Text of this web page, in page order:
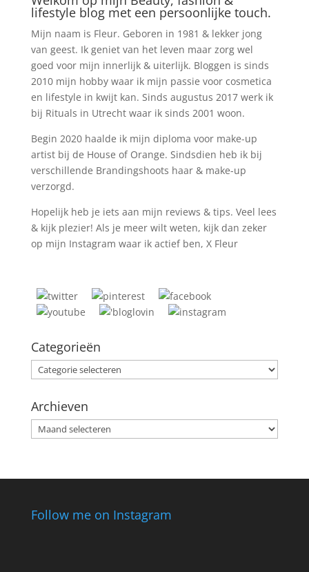
lifestyle blog met een persoonlijke touch.
Mijn naam is Fleur. Geboren in 1981 & lekker jong
van geest. Ik geniet van het leven maar zorg wel
goed voor mijn innerlijk & uiterlijk. Bloggen is sinds
2010 mijn hobby waar ik mijn passie voor cosmetica
en lifestyle in kwijt kan. Sinds augustus 2017 werk ik
bij Rituals in Utrecht waar ik sinds 2001 woon.
Begin 2020 haalde ik mijn diploma voor make-up
artist bij de House of Orange. Sindsdien heb ik bij
verschillende Brandingshoots haar & make-up
verzorgd.
Hopelijk heb je iets aan mijn reviews & tips. Veel lees
& kijk plezier! Als je meer wilt weten, kijk dan zeker
op mijn Instagram waar ik actief ben, X Fleur
Categorieën
Categorieën
Archieven
Archieven
Follow me on Instagram